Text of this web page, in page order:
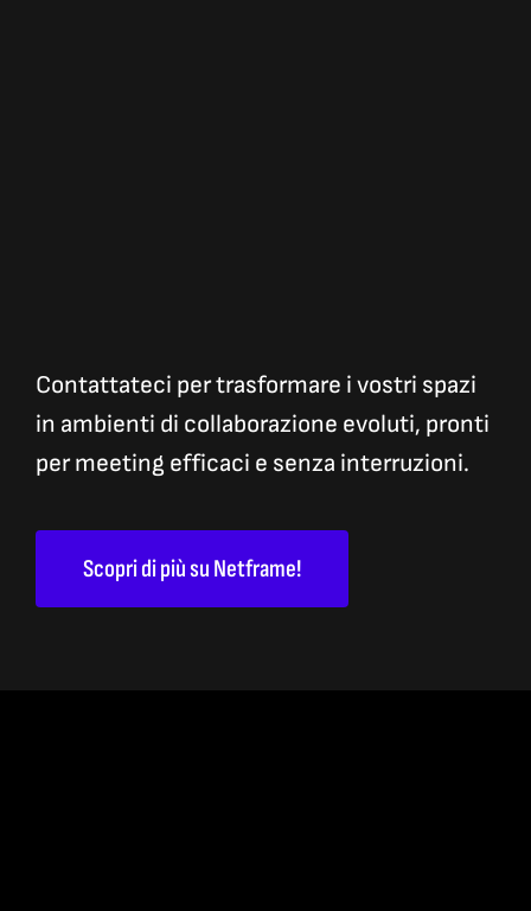
Contattateci per trasformare i vostri spazi
in ambienti di collaborazione evoluti, pronti
per meeting efficaci e senza interruzioni.
Scopri di più su Netframe!